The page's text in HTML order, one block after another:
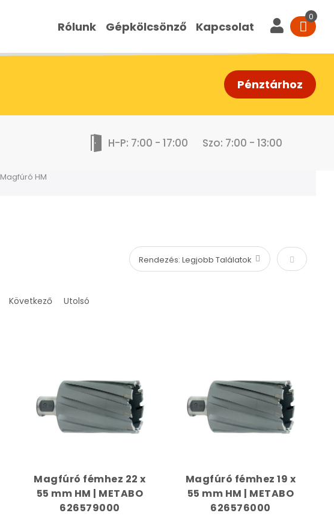
Rólunk Gépkölcsönző Kapcsolat
Pénztárhoz
H-P: 7:00 - 17:00 Szo: 7:00 - 13:00
Magfúró HM
Növekvő
Következő Utolsó
Magfúró fémhez 22 x
55 mm HM | METABO
626579000
Magfúró fémhez 19 x
55 mm HM | METABO
626576000